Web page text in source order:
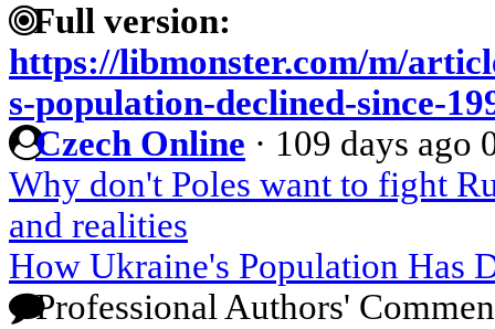
Full version:
https://libmonster.com/m/
s-population-declined-since-
Czech Online · 109 days ago
Why don't Poles want to fight
and realities
How Ukraine's Population Has
Professional Authors'